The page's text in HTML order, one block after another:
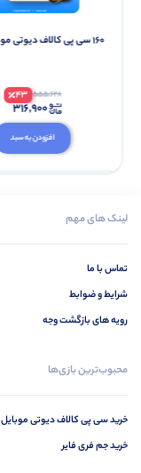
۱۶۰ سی پی کالاف دیوتی موبایل
افزودن به سبد
555,628
43
316,900
لینک های مهم
تماس با ما
شرایط و ضوابط
رویه های بازگشت وجه
محبوب‌ترین بازی‌ها
خرید سی‌ پی کالاف دیوتی موبایل
خرید جم فری فایر